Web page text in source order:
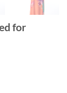
for